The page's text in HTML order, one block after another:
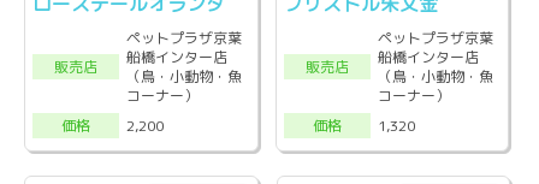
販売店
ペットプラザ京葉
船橋インター店
（鳥・小動物・魚
コーナー）
価格
2,200
販売店
ペットプラザ京葉
船橋インター店
（鳥・小動物・魚
コーナー）
価格
1,320